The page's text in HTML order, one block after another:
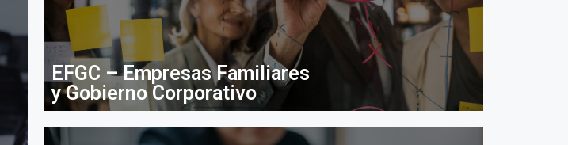
EFGC – Empresas Familiares
y Gobierno Corporativo